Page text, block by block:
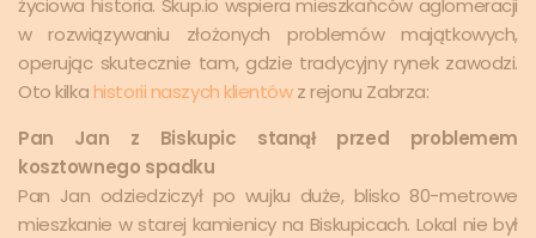
życiowa historia. Skup.io wspiera mieszkańców aglomeracji
w rozwiązywaniu złożonych problemów majątkowych,
operując skutecznie tam, gdzie tradycyjny rynek zawodzi.
Oto kilkahistorii naszych klientówz rejonu Zabrza:
Pan Jan z Biskupic stanął przed problemem
kosztownego spadku
Pan Jan odziedziczył po wujku duże, blisko 80-metrowe
mieszkanie w starej kamienicy na Biskupicach. Lokal nie był